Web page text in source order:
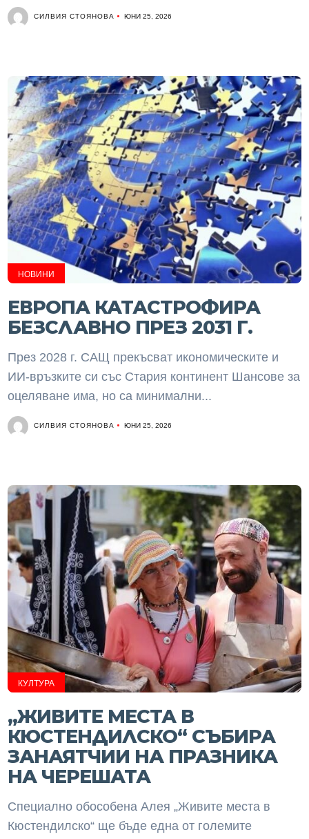
СИЛВИЯ СТОЯНОВА ЮНИ 25, 2026
НОВИНИ
ЕВРОПА КАТАСТРОФИРА
БЕЗСЛАВНО ПРЕЗ 2031 Г.
През 2028 г. САЩ прекъсват икономическите и
ИИ-връзките си със Стария континент Шансове за
оцеляване има, но са минимални...
СИЛВИЯ СТОЯНОВА ЮНИ 25, 2026
КУЛТУРА
„ЖИВИТЕ МЕСТА В
КЮСТЕНДИЛСКО“ СЪБИРА
ЗАНАЯТЧИИ НА ПРАЗНИКА
НА ЧЕРЕШАТА
Специално обособена Алея „Живите места в
Кюстендилско“ ще бъде една от големите